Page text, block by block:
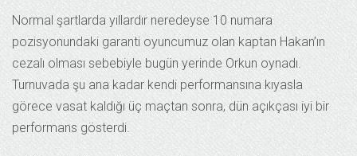
Normal şartlarda yıllardır neredeyse 10 numara
pozisyonundaki garanti oyuncumuz olan kaptan Hakan’ın
cezalı olması sebebiyle bugün yerinde Orkun oynadı.
Turnuvada şu ana kadar kendi performansına kıyasla
görece vasat kaldığı üç maçtan sonra, dün açıkçası iyi bir
performans gösterdi.